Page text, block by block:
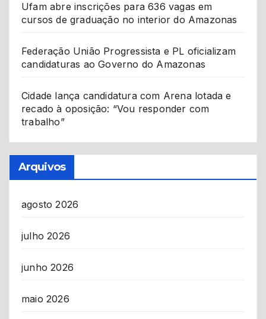
Ufam abre inscrições para 636 vagas em
cursos de graduação no interior do Amazonas
Federação União Progressista e PL oficializam
candidaturas ao Governo do Amazonas
Cidade lança candidatura com Arena lotada e
recado à oposição: “Vou responder com
trabalho”
Arquivos
agosto 2026
julho 2026
junho 2026
maio 2026